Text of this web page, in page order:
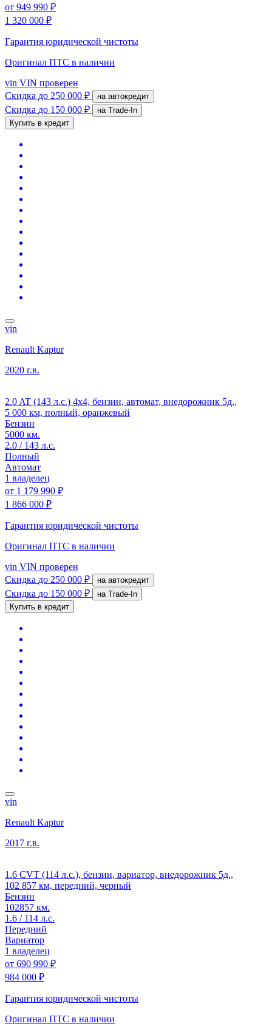
от 949 990 ₽
1 320 000 ₽
Гарантия юридической чистоты
Оригинал ПТС в наличии
vin VIN проверен
Скидка до 250 000 ₽ на автокредит
Скидка до 150 000 ₽
на Trade-In
Купить в кредит
vin
Renault Kaptur
2020 г.в.
2.0 AT (143 л.с.) 4x4, бензин, автомат, внедорожник 5д.,
5 000 км, полный, оранжевый
Бензин
5000 км.
2.0 / 143 л.с.
Полный
Автомат
1 владелец
от 1 179 990 ₽
1 866 000 ₽
Гарантия юридической чистоты
Оригинал ПТС в наличии
vin VIN проверен
Скидка до 250 000 ₽ на автокредит
Скидка до 150 000 ₽
на Trade-In
Купить в кредит
vin
Renault Kaptur
2017 г.в.
1.6 CVT (114 л.с.), бензин, вариатор, внедорожник 5д.,
102 857 км, передний, черный
Бензин
102857 км.
1.6 / 114 л.с.
Передний
Вариатор
1 владелец
от 690 990 ₽
984 000 ₽
Гарантия юридической чистоты
Оригинал ПТС в наличии